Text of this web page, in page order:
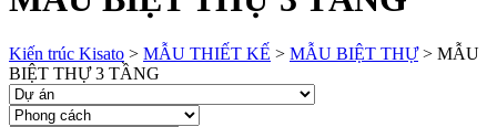
Kiến trúc Kisato > MẪU THIẾT KẾ > MẪU BIỆT THỰ> MẪU
BIỆT THỰ 3 TẦNG